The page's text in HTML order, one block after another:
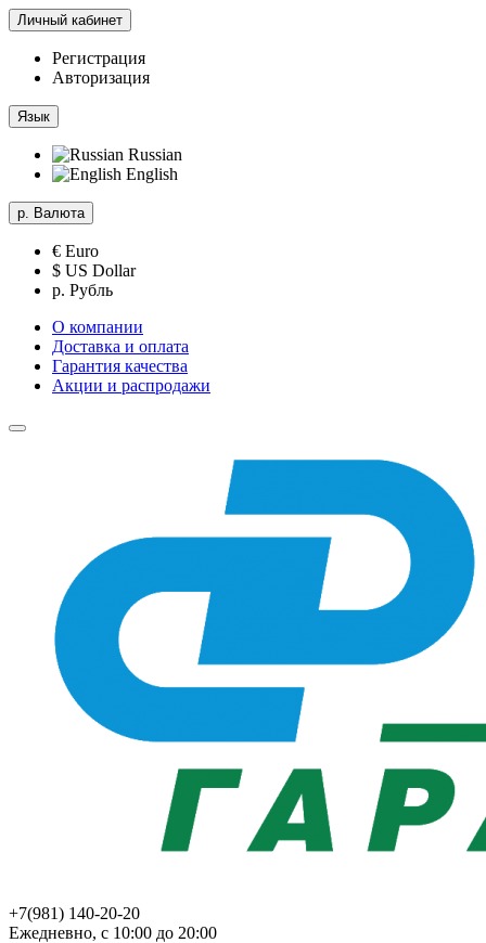
Личный кабинет
Регистрация
Авторизация
Язык
Russian
English
р. Валюта
€ Euro
$ US Dollar
р. Рубль
О компании
Доставка и оплата
Гарантия качества
Акции и распродажи
+7(981) 140-20-20
Ежедневно, с 10:00 до 20:00